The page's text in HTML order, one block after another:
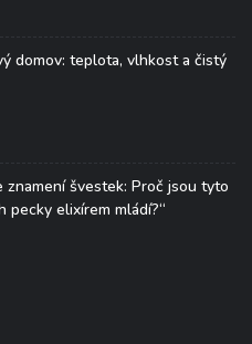
domov: teplota, vlhkost a čistý
znamení švestek: Proč jsou tyto
pecky elixírem mládí?“